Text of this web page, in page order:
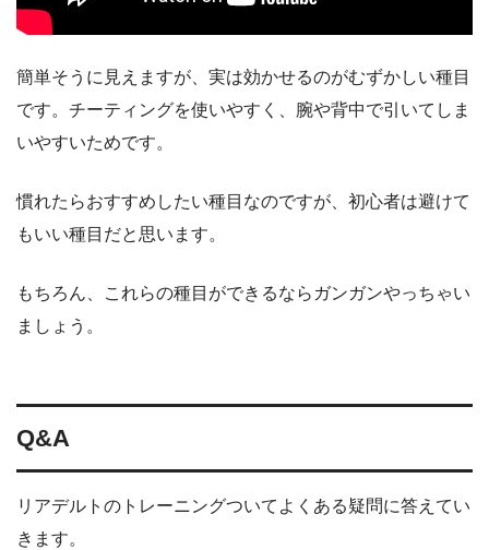
簡単そうに見えますが、実は効かせるのがむずかしい種目
です。チーティングを使いやすく、腕や背中で引いてしま
いやすいためです。
慣れたらおすすめしたい種目なのですが、初心者は避けて
もいい種目だと思います。
もちろん、これらの種目ができるならガンガンやっちゃい
ましょう。
Q&A
リアデルトのトレーニングついてよくある疑問に答えてい
きます。